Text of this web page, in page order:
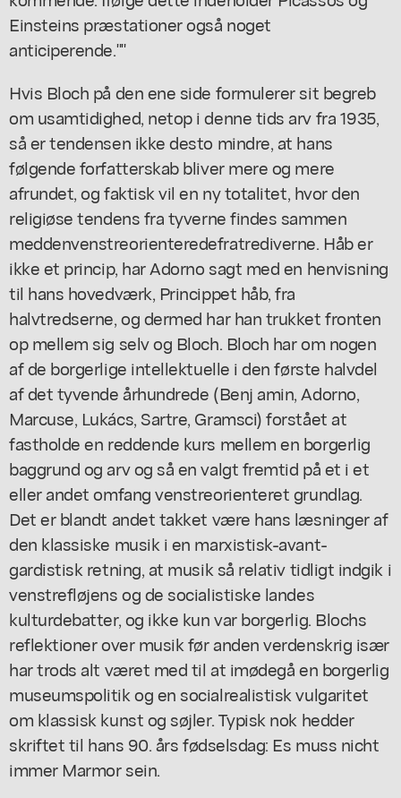
Einsteins præstationer også noget
anticiperende.""
Hvis Bloch på den ene side formulerer sit begreb
om usamtidighed, netop i denne tids arv fra 1935,
så er tendensen ikke desto mindre, at hans
følgende forfatterskab bliver mere og mere
afrundet, og faktisk vil en ny totalitet, hvor den
religiøse tendens fra tyverne findes sammen
meddenvenstreorienteredefratrediverne. Håb er
ikke et princip, har Adorno sagt med en henvisning
til hans hovedværk, Princippet håb, fra
halvtredserne, og dermed har han trukket fronten
op mellem sig selv og Bloch. Bloch har om nogen
af de borgerlige intellektuelle i den første halvdel
af det tyvende århundrede (Benj amin, Adorno,
Marcuse, Lukács, Sartre, Gramsci) forstået at
fastholde en reddende kurs mellem en borgerlig
baggrund og arv og så en valgt fremtid på et i et
eller andet omfang venstreorienteret grundlag.
Det er blandt andet takket være hans læsninger af
den klassiske musik i en marxistisk-avant-
gardistisk retning, at musik så relativ tidligt indgik i
venstrefløjens og de socialistiske landes
kulturdebatter, og ikke kun var borgerlig. Blochs
reflektioner over musik før anden verdenskrig især
har trods alt været med til at imødegå en borgerlig
museumspolitik og en socialrealistisk vulgaritet
om klassisk kunst og søjler. Typisk nok hedder
skriftet til hans 90. års fødselsdag: Es muss nicht
immer Marmor sein.